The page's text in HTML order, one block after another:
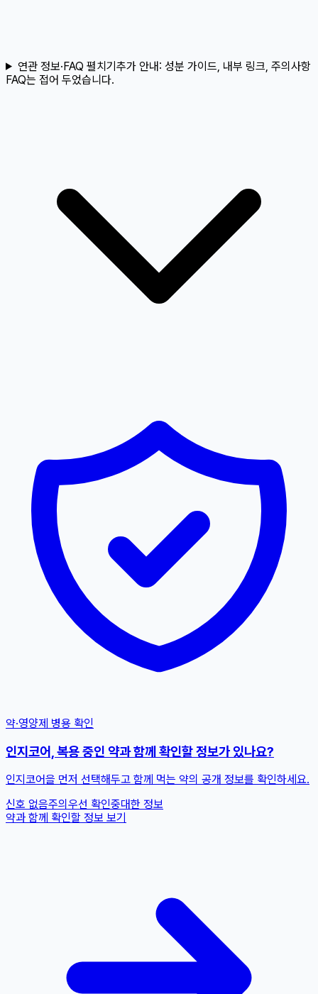
연관 정보·FAQ 펼치기추가 안내: 성분 가이드, 내부 링크, 주의사항
FAQ는 접어 두었습니다.
약·영양제 병용 확인
인지코어, 복용 중인 약과 함께 확인할 정보가 있나요?
인지코어을 먼저 선택해두고 함께 먹는 약의 공개 정보를 확인하세요.
신호 없음주의 우선 확인중대한 정보
약과 함께 확인할 정보 보기